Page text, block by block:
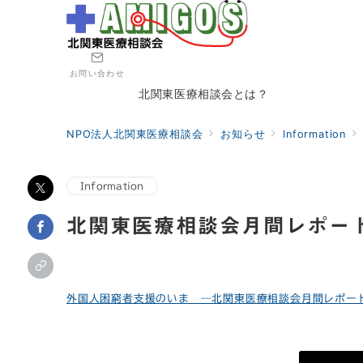
お問い合わせ
北関東医療相談会とは？
NPO法人北関東医療相談会 お知らせ Information
Information
北関東医療相談会月間レポー
外国人困窮者支援のいま ―北関東医療相談会月間レポ